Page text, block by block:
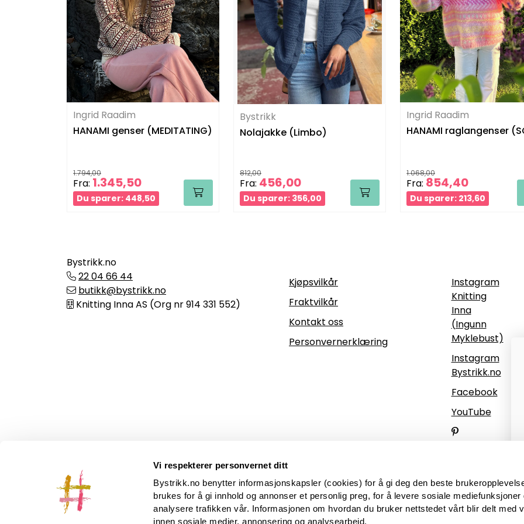
Vi respekterer personvernet ditt
Bystrikk.no benytter informasjonskapsler (cookies) for å gi deg den beste
brukes for å gi innhold og annonser et personlig preg, for å levere sosiale mediefunksjoner
analysere trafikken vår. Informasjonen om hvordan du bruker nettstedet vårt blir delt med
innen sosiale medier, annonsering og analysearbeid.
Ingrid Raadim
HANAMI genser (MEDITATING)
1.794,00
Fra: 1.345,50
Du sparer: 448,50
Bystrikk
Nolajakke (Limbo)
812,00
Fra: 456,00
Du sparer: 356,00
Ingrid Raadim
HANAMI raglangenser
1.068,00
Fra: 854,40
Du sparer: 213,60
Bystrikk.no
22 04 66 44
butikk@bystrikk.no
Knitting Inna AS (Org nr 914 331 552)
Kjøpsvilkår
Fraktvilkår
Kontakt oss
Personvernerklæring
Instagram
Knitting
Inna
(Ingunn
Myklebust)
Instagram
Bystrikk.no
Facebook
YouTube